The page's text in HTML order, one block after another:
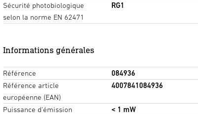
Sécurité photobiologique
selon la norme EN 62471
RG1
Informations générales
Référence
084936
Référence article
européenne (EAN)
4007841084936
Puissance d'émission
< 1 mW